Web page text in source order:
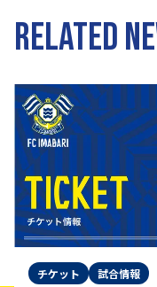
RELATED
チケット 試合情報